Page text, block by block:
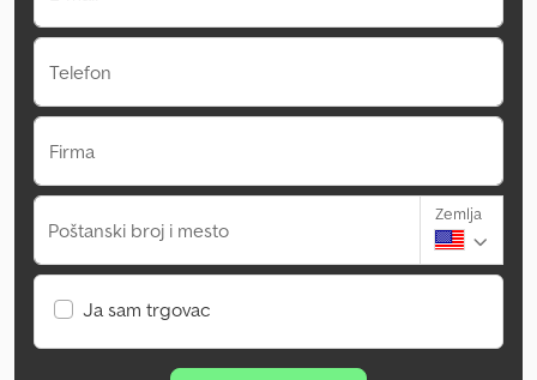
Telefon
Firma
Poštanski broj i mesto
Zemlja
Ja sam trgovac